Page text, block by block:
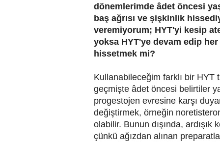
dönemlerimde âdet öncesi
baş ağrısı ve şişkinlik
veremiyorum; HYT'yi kesip
yoksa HYT'ye devam edip
hissetmek mi?
Kullanabileceğim farklı bir HYT
geçmişte âdet öncesi belirtiler
progestojen evresine karşı
değiştirmek, örneğin
olabilir. Bunun dışında,
çünkü ağızdan alınan